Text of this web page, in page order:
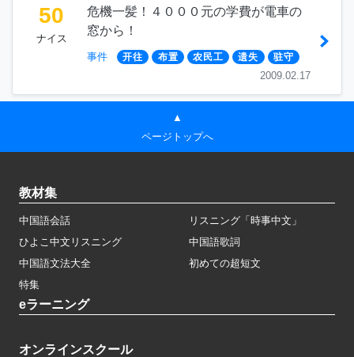
50
ナイス
危機一髪！４０００元の学費が電車の
窓から！
事件 开往 布置 农民工 遗失 驻守
2009.02.17
▲
ページトップへ
教材集
中国語会話
リスニング「時事中文」
ひよこ中文リスニング
中国語歌詞
中国語文法大全
初めての超短文
特集
eラーニング
オンラインスクール